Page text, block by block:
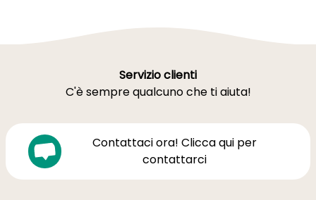
Servizio clienti
C'è sempre qualcuno che ti aiuta!
Contattaci ora! Clicca qui per
contattarci